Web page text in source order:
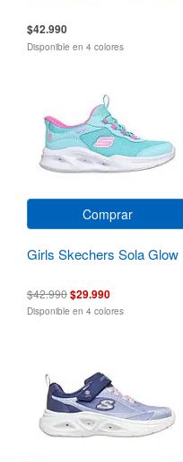
$42.990
Disponible en 4 colores
Comprar
Girls Skechers Sola Glow
$42.990$29.990
Disponible en 4 colores